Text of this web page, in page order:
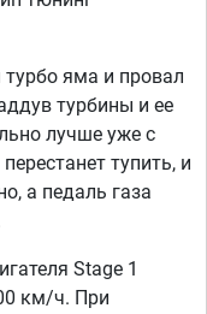
яма и провал
турбины и ее
лучше уже с
тупить, и
а педаль газа
Stage 1
км/ч. При